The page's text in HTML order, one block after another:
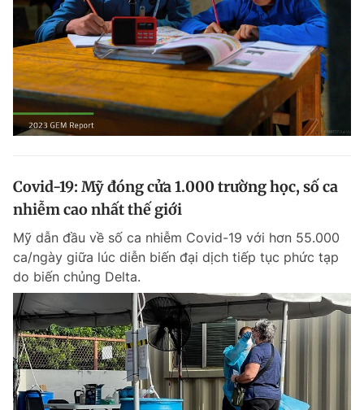
Hotline
0906 645 777
Liên hệ quảng cáo
0908 780 404
Đặt báo Quảng cáo RSS Tòa soạn Chính sách bảo
Tổng biên tập: Nguyễn Ngọc Toàn
Tổng thư ký tòa soạn: Đức Trung
Giấy phép xuất bản số 110/GP - BTTTT cấp ngày 24.3.2020
© 2003-2026 Bản quyền thuộc về Báo Thanh Niên. Cấm sao chép
dưới mọi hình thức nếu không có sự chấp thuận bằng văn bản.
Phát triển bởi ePi Technologies, JSC.
Covid-19: Mỹ đóng cửa 1.000 trường học, số ca
nhiễm cao nhất thế giới
Mỹ dẫn đầu về số ca nhiễm Covid-19 với hơn 55.000
ca/ngày giữa lúc diễn biến đại dịch tiếp tục phức tạp
do biến chủng Delta.